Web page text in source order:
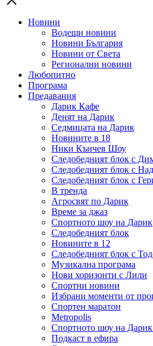
Новини
Водещи новини
Новини България
Новини от Света
Регионални новини
Любопитно
Програма
Предавания
Дарик Кафе
Денят на Дарик
Седмицата на Дарик
Новините в 18
Ники Кънчев Шоу
Следобедният блок с
Следобедният блок с
Следобедният блок с
В тренда
Агросвят по Дарик
Време за джаз
Спортното шоу на Дарик
Следобедният блок
Новините в 12
Следобедният блок с
Музикална програма
Нови хоризонти с Лили
Спортни новини
Избрани моменти от
Спортен маратон
Metropolis
Спортното шоу на Дарик
Подкаст в ефира